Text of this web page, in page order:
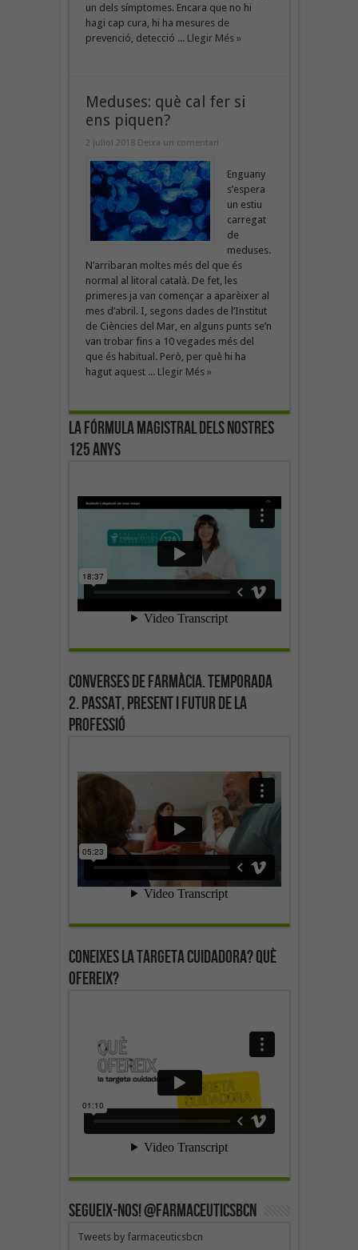
un dels símptomes. Encara que no hi
hagi cap cura, hi ha mesures de
prevenció, detecció ... Llegir Més »
Meduses: què cal fer si
ens piquen?
2 juliol 2018 Deixa un comentari
Enguany
s’espera
un estiu
carregat
de
meduses.
N’arribaran moltes més del que és
normal al litoral català. De fet, les
primeres ja van començar a aparèixer al
mes d’abril. I, segons dades de l’Institut
de Ciències del Mar, en alguns punts se’n
van trobar fins a 10 vegades més del
que és habitual. Però, per què hi ha
hagut aquest ... Llegir Més »
La fórmula magistral dels nostres
125 anys
Converses de farmàcia. Temporada
2. Passat, present i futur de la
professió
Coneixes la targeta cuidadora? Què
ofereix?
SEGUEIX-NOS! @farmaceuticsbcn
Tweets by farmaceuticsbcn